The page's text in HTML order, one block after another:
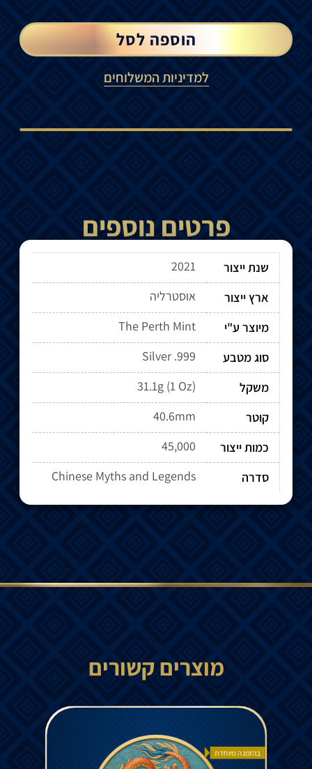
הוספה לסל
למדיניות המשלוחים
פרטים נוספים
שנת ייצור
2021
ארץ ייצור
אוסטרליה
מיוצר ע"י
The Perth Mint
סוג מטבע
Silver .999
משקל
31.1g (1 Oz)
קוטר
40.6mm
כמות ייצור
45,000
סדרה
Chinese Myths and Legends
מוצרים קשורים
בהזמנה מיוחדת